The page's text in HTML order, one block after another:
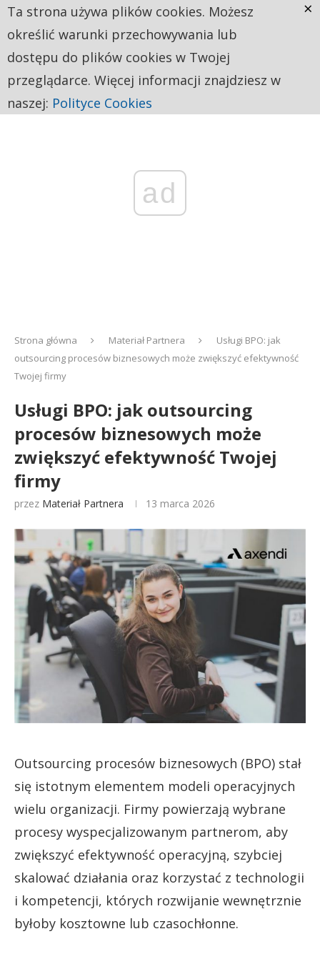
ad
Strona główna Materiał Partnera
Usługi BPO: jak
outsourcing procesów biznesowych może zwiększyć efektywność
Twojej firmy
Usługi BPO: jak outsourcing
procesów biznesowych może
zwiększyć efektywność Twojej
firmy
przez Materiał Partnera 13 marca 2026
Outsourcing procesów biznesowych (BPO) stał
się istotnym elementem modeli operacyjnych
wielu organizacji. Firmy powierzają wybrane
procesy wyspecjalizowanym partnerom, aby
zwiększyć efektywność operacyjną, szybciej
skalować działania oraz korzystać z technologii
i kompetencji, których rozwijanie wewnętrznie
byłoby kosztowne lub czasochłonne.
Ta strona używa plików cookies. Możesz
określić warunki przechowywania lub
dostępu do plików cookies w Twojej
przeglądarce. Więcej informacji znajdziesz w
naszej: Polityce Cookies
×